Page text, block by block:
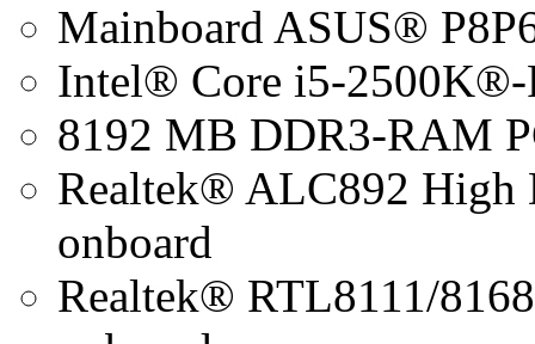
Mainboard ASUS®
Intel® Core i5-2500K®-
8192 MB DDR3-RAM
Realtek® ALC892
onboard
Realtek® RTL8111/